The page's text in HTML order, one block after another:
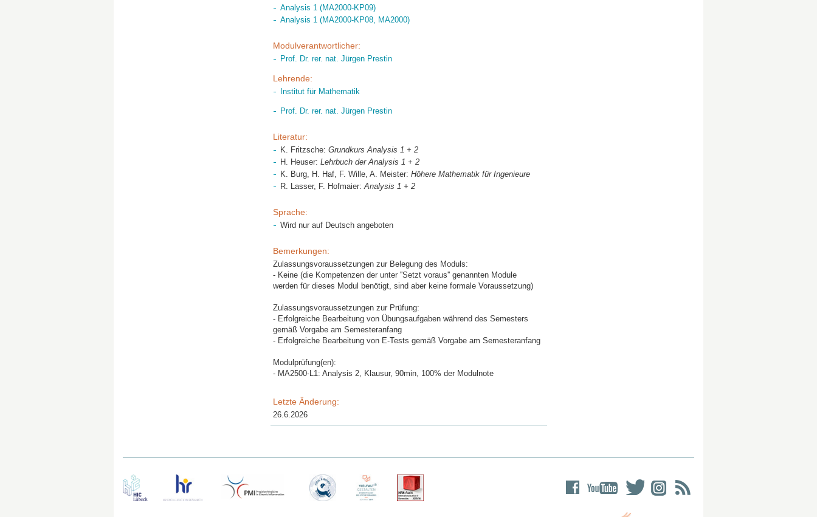
Analysis 1 (MA2000-KP09)
Analysis 1 (MA2000-KP08, MA2000)
Modulverantwortlicher:
Prof. Dr. rer. nat. Jürgen Prestin
Lehrende:
Institut für Mathematik
Prof. Dr. rer. nat. Jürgen Prestin
Literatur:
K. Fritzsche: Grundkurs Analysis 1 + 2
H. Heuser: Lehrbuch der Analysis 1 + 2
K. Burg, H. Haf, F. Wille, A. Meister: Höhere Mathematik für Ingenieure
R. Lasser, F. Hofmaier:Analysis 1 + 2
Sprache:
Wird nur auf Deutsch angeboten
Bemerkungen:
Zulassungsvoraussetzungen zur Belegung des Moduls:
- Keine (die Kompetenzen der unter ''Setzt voraus'' genannten Module
werden für dieses Modul benötigt, sind aber keine formale Voraussetzung)
Zulassungsvoraussetzungen zur Prüfung:
- Erfolgreiche Bearbeitung von Übungsaufgaben während des Semesters
gemäß Vorgabe am Semesteranfang
- Erfolgreiche Bearbeitung von E-Tests gemäß Vorgabe am Semesteranfang
Modulprüfung(en):
- MA2500-L1: Analysis 2, Klausur, 90min, 100% der Modulnote
Letzte Änderung:
26.6.2026